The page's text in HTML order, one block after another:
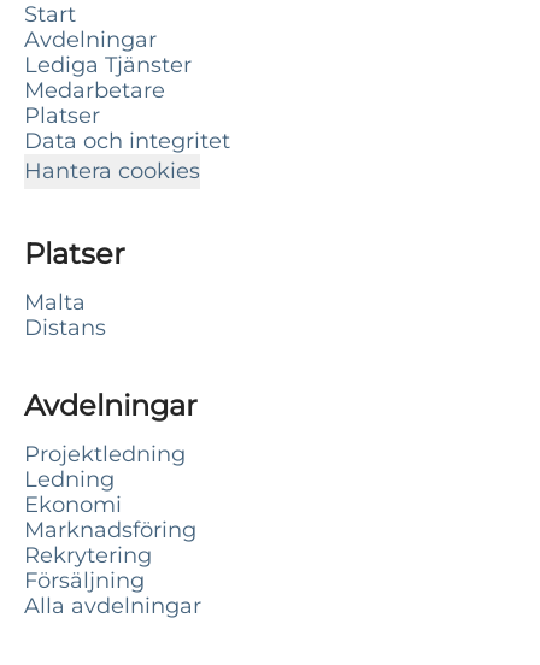
Start
Avdelningar
Lediga Tjänster
Medarbetare
Platser
Data och integritet
Hantera cookies
Platser
Malta
Distans
Avdelningar
Projektledning
Ledning
Ekonomi
Marknadsföring
Rekrytering
Försäljning
Alla avdelningar